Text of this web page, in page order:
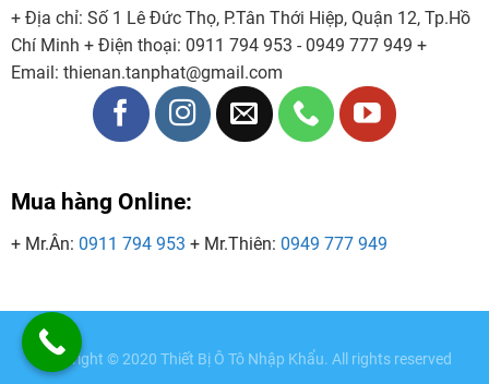
+ Địa chỉ: Số 1 Lê Đức Thọ, P.Tân Thới Hiệp, Quận 12, Tp.Hồ
Chí Minh + Điện thoại: 0911 794 953 - 0949 777 949 +
Email: thienan.tanphat@gmail.com
Mua hàng Online:
+ Mr.Ân: 0911 794 953 + Mr.Thiên: 0949 777 949
Copyright © 2020 Thiết Bị Ô Tô Nhập Khẩu. All rights reserved